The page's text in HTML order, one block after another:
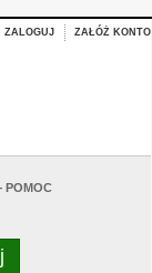
ZALOGUJ ZAŁÓŻ KONTO
POMOC